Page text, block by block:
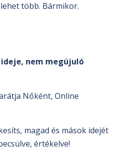
több. Bármikor.
nem megújuló
Nőként, Online
magad és mások idejét
értékelve!